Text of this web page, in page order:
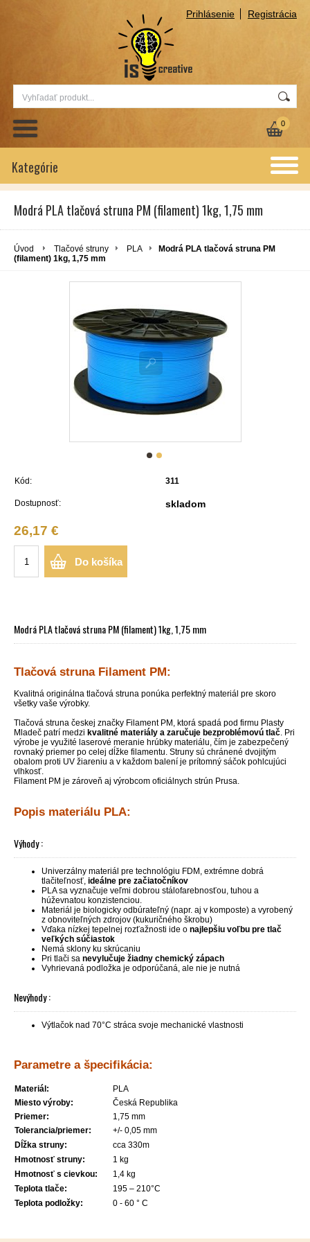
Prihlásenie Registrácia
0
Kategórie
Modrá PLA tlačová struna PM (filament) 1kg, 1,75 mm
Úvod Tlačové struny PLA
Modrá PLA tlačová struna PM
(filament) 1kg, 1,75 mm
Kód: 311
Dostupnosť: skladom
26,17 €
Do košíka
Modrá PLA tlačová struna PM (filament) 1kg, 1,75 mm
Tlačová struna Filament PM:
Kvalitná originálna tlačová struna ponúka perfektný materiál pre skoro
všetky vaše výrobky.
Tlačová struna českej značky Filament PM, ktorá spadá pod firmu Plasty
Mladeč patrí medzi kvalitné materiály a zaručuje bezproblémovú tlač. Pri
výrobe je využité laserové meranie hrúbky materiálu, čím je zabezpečený
rovnaký priemer po celej dĺžke filamentu. Struny sú chránené dvojitým
obalom proti UV žiareniu a v každom balení je prítomný sáčok pohlcujúci
vlhkosť.
Filament PM je zároveň aj výrobcom oficiálnych strún Prusa.
Popis materiálu PLA:
Výhody :
Univerzálny materiál pre technológiu FDM, extrémne dobrá
tlačiteľnosť, ideálne pre začiatočníkov
PLA sa vyznačuje veľmi dobrou stálofarebnosťou, tuhou a
húževnatou konzistenciou.
Materiál je biologicky odbúrateľný (napr. aj v komposte) a vyrobený
z obnoviteľných zdrojov (kukuričného škrobu)
Vďaka nízkej tepelnej rozťažnosti ide o najlepšiu voľbu pre tlač
veľkých súčiastok
Nemá sklony ku skrúcaniu
Pri tlači sa nevylučuje žiadny chemický zápach
Vyhrievaná podložka je odporúčaná, ale nie je nutná
Nevýhody :
Výtlačok nad 70°C stráca svoje mechanické vlastnosti
Parametre a špecifikácia:
Materiál:
PLA
Miesto výroby:
Česká Republika
Priemer:
1,75 mm
Tolerancia/priemer:
+/- 0,05 mm
Dĺžka struny:
cca 330m
Hmotnosť struny:
1 kg
Hmotnosť s cievkou:
1,4 kg
Teplota tlače:
195 – 210°C
Teplota podložky:
0 - 60 ° C